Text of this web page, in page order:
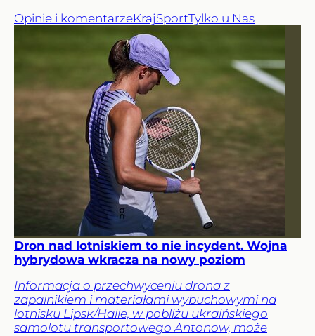
Opinie i komentarzeKrajSportTylko u Nas
Dron nad lotniskiem to nie incydent. Wojna
hybrydowa wkracza na nowy poziom
Informacja o przechwyceniu drona z
zapalnikiem i materiałami wybuchowymi na
lotnisku Lipsk/Halle, w pobliżu ukraińskiego
samolotu transportowego Antonow, może